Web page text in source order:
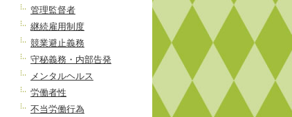
管理監督者
継続雇用制度
競業避止義務
守秘義務・内部告発
メンタルヘルス
労働者性
不当労働行為